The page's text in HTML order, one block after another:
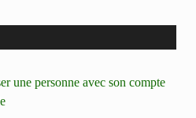
une personne avec son compte